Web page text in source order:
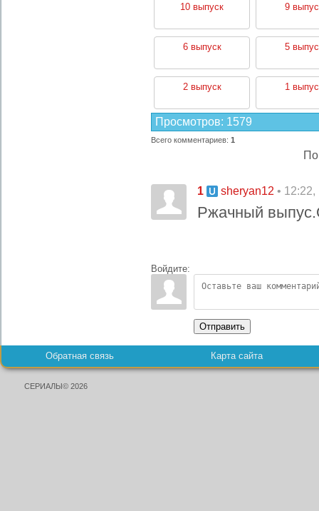
10 выпуск 9
6 выпуск 5
2 выпуск 1
Просмотров: 1579
Всего комментариев: 1
1 sheryan12 •
Ржачный
Войдите:
Отправить
Обратная связь Карта сайта
СЕРИАЛЫ© 2026